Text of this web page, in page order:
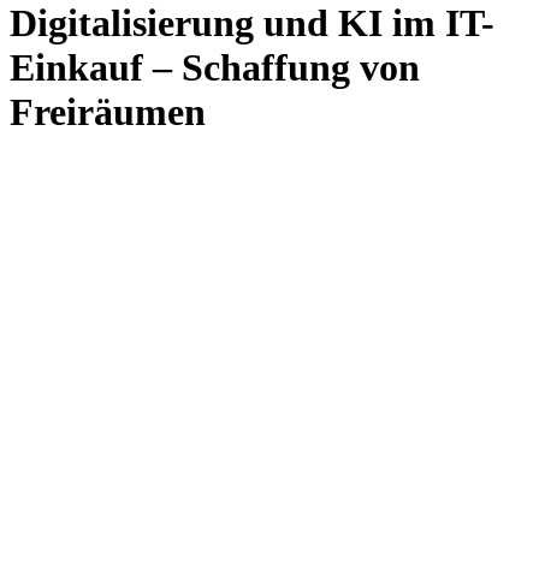
Digitalisierung und KI im IT-
Einkauf – Schaffung von
Freiräumen